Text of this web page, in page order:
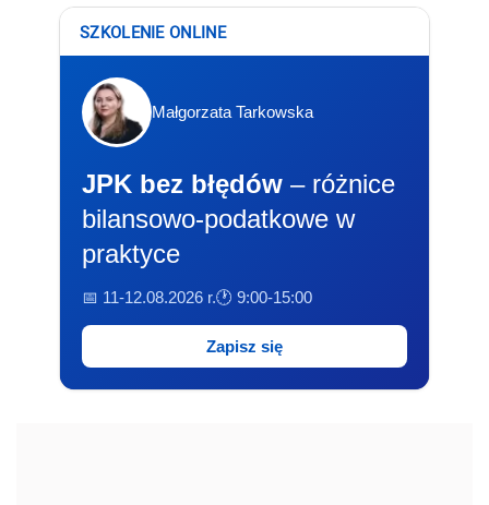
SZKOLENIE ONLINE
Małgorzata Tarkowska
JPK bez błędów – różnice
bilansowo-podatkowe w
praktyce
📅 11-12.08.2026 r.🕐 9:00-15:00
Zapisz się